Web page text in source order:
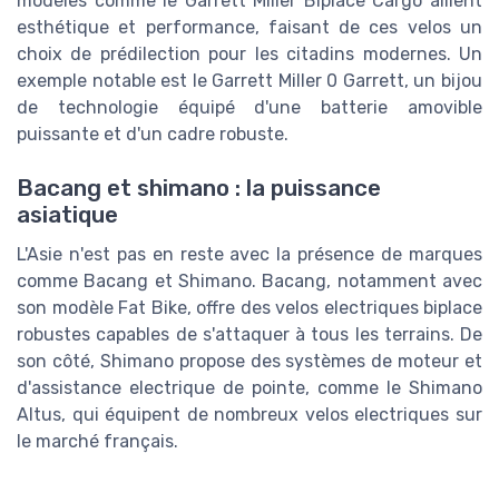
esthétique et performance, faisant de ces velos un
choix de prédilection pour les citadins modernes. Un
exemple notable est le Garrett Miller 0 Garrett, un bijou
de technologie équipé d'une batterie amovible
puissante et d'un cadre robuste.
Bacang et shimano : la puissance
asiatique
L'Asie n'est pas en reste avec la présence de marques
comme Bacang et Shimano. Bacang, notamment avec
son modèle Fat Bike, offre des velos electriques biplace
robustes capables de s'attaquer à tous les terrains. De
son côté, Shimano propose des systèmes de moteur et
d'assistance electrique de pointe, comme le Shimano
Altus, qui équipent de nombreux velos electriques sur
le marché français.